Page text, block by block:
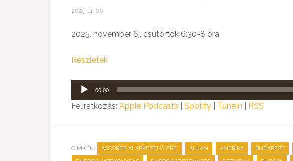
2025-11-06
2025. november 6., csütörtök 6:30-8 óra
Részletek
Audió
lejátszó
00:00
Feliratkozás: Apple Podcasts Spotify TuneIn RSS
CÍMKÉK: ACCORDE ALAPKEZELŐ ZRT. , ÁLLAM , AMERIKA , BUDAPEST ,